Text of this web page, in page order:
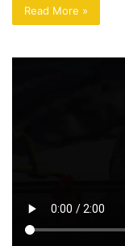
Read More »